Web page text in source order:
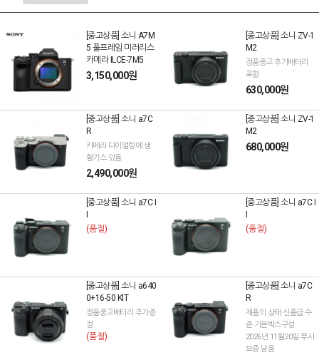
[중고상품] 소니 A7M
5 풀프레임 미러리스
카메라 ILCE-7M5
3,150,000원
[중고상품] 소니 ZV-1
M2
정품중고 추가배터리
포함
630,000원
[중고상품] 소니 a7C
R
카메라 다이얼링에 생
활기스 있음
2,490,000원
[중고상품] 소니 ZV-1
M2
680,000원
[중고상품] 소니 a7C I
(품절)
[중고상품] 소니 a7C I
(품절)
[중고상품] 소니 a640
0+16-50 KIT
정품중고배터리 추가증
정
(품절)
[중고상품] 소니 a7C
R
제품의 상태 신품급 수
준 기본박스구성
2026년 11월20일 무사
보증 남음